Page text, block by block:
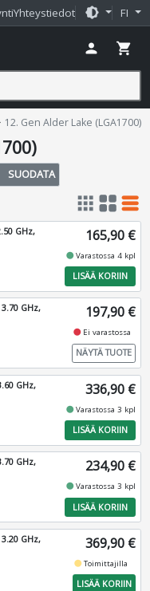
Yhteystiedot brightness_medium FI
person shopping_cart
12. Gen Alder Lake (LGA1700)
SUODATA
apps grid_view table_rows
GHz,
165,90 €
fiber_manual_recordVarastossa 4 kpl
LISÄÄ KORIIN
GHz,
197,90 €
fiber_manual_record Ei varastossa
NÄYTÄ TUOTE
GHz,
336,90 €
fiber_manual_recordVarastossa 3 kpl
LISÄÄ KORIIN
GHz,
234,90 €
fiber_manual_recordVarastossa 3 kpl
LISÄÄ KORIIN
GHz,
369,90 €
fiber_manual_recordToimittajilla
LISÄÄ KORIIN